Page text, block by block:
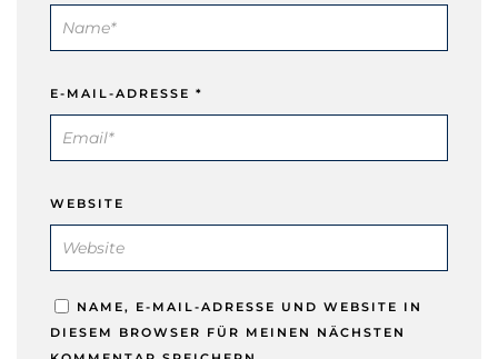
E-MAIL-ADRESSE *
WEBSITE
NAME, E-MAIL-ADRESSE UND WEBSITE IN
DIESEM BROWSER FÜR MEINEN NÄCHSTEN